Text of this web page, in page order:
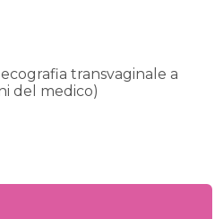
transvaginale a
del medico)